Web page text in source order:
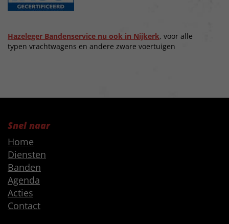
Hazeleger Bandenservice nu ook in Nijkerk, voor alle
typen vrachtwagens en andere zware voertuigen
Snel naar
Home
Diensten
Banden
Agenda
Acties
Contact